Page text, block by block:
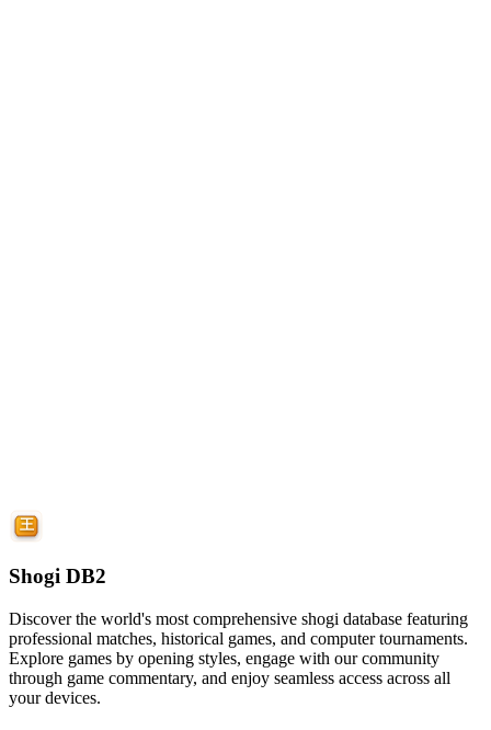
Shogi DB2
Discover the world's most comprehensive shogi database featuring
professional matches, historical games, and computer tournaments.
Explore games by opening styles, engage with our community
through game commentary, and enjoy seamless access across all
your devices.